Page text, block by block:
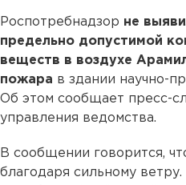
Роспотребнадзор не
предельно допустимой
веществ в воздухе
пожара в здании научно-
Об этом сообщает пресс-
управления ведомства.
В сообщении говорится,
благодаря сильному